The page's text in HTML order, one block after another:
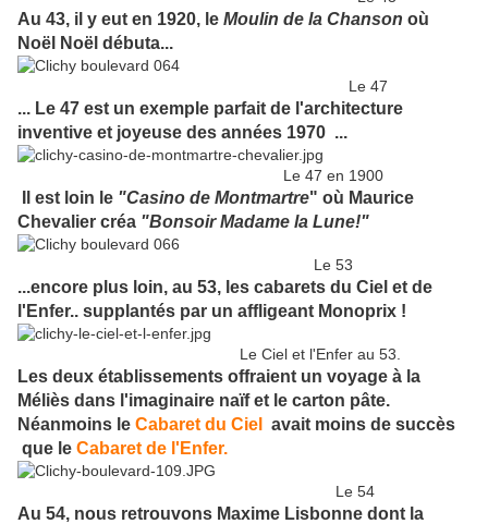
Au 43, il y eut en 1920, le Moulin de la Chanson où
Noël Noël débuta...
Le 47
... Le 47 est un exemple parfait de l'architecture
inventive et joyeuse des années 1970 ...
Le 47 en 1900
Il est loin le "Casino de Montmartre" où Maurice
Chevalier créa "Bonsoir Madame la Lune!"
Le 53
...encore plus loin, au 53, les cabarets du Ciel et de
l'Enfer.. supplantés par un affligeant Monoprix !
Le Ciel et l'Enfer au 53.
Les deux établissements offraient un voyage à la
Méliès dans l'imaginaire naïf et le carton pâte.
Néanmoins le Cabaret du Ciel
avait moins de succès
que le Cabaret de l'Enfer.
Le 54
Au 54, nous retrouvons Maxime Lisbonne dont la